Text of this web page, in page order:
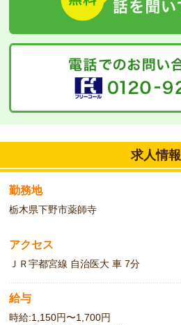
求人情報
勤務地
栃木県下野市薬師寺
アクセス
ＪＲ宇都宮線 自治医大 車 7分
給与
時給:1,150円〜1,700円